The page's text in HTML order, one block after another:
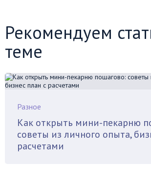
Рекомендуем
теме
Разное
Как открыть мини-пекарню
советы из личного опыта,
расчетами